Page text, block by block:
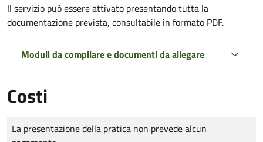
Il servizio può essere attivato presentando tutta la
documentazione prevista, consultabile in formato PDF.
Moduli da compilare e documenti da allegare
Costi
Tipo di pagamento
Importo
La presentazione della pratica non prevede alcun